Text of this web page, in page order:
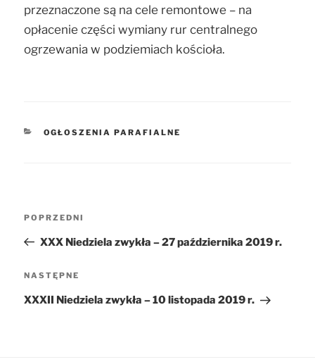
przeznaczone są na cele remontowe – na
opłacenie części wymiany rur centralnego
ogrzewania w podziemiach kościoła.
KATEGORIE
OGŁOSZENIA PARAFIALNE
Nawigacja
wpisu
Poprzedni
wpis
POPRZEDNI
XXX Niedziela zwykła – 27 października 2019 r.
Następny
wpis
NASTĘPNE
XXXII Niedziela zwykła – 10 listopada 2019 r.